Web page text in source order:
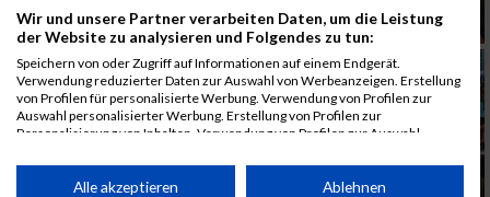
Wir und unsere Partner verarbeiten Daten, um die Leistung
der Website zu analysieren und Folgendes zu tun:
Speichern von oder Zugriff auf Informationen auf einem Endgerät.
Verwendung reduzierter Daten zur Auswahl von Werbeanzeigen. Erstellung
von Profilen für personalisierte Werbung. Verwendung von Profilen zur
Auswahl personalisierter Werbung. Erstellung von Profilen zur
Personalisierung von Inhalten. Verwendung von Profilen zur Auswahl
Performance von Inhalten. Analyse von Zielgruppen durch Statistiken oder
Kombinationen von Daten aus verschiedenen Quellen. Entwicklung und
Alle akzeptieren Ablehnen